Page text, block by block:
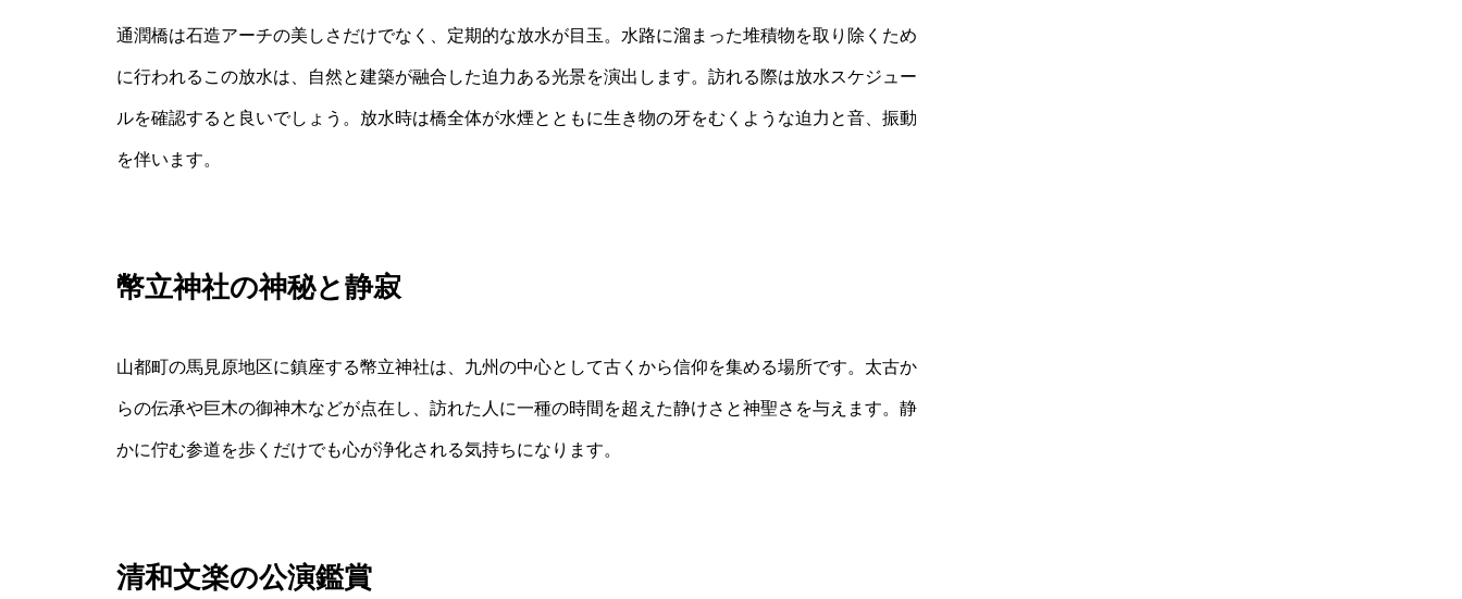
通潤橋は石造アーチの美しさだけでなく、定期的な放水が目玉。水路に溜まった堆積物を取り除くため
に行われるこの放水は、自然と建築が融合した迫力ある光景を演出します。訪れる際は放水スケジュー
ルを確認すると良いでしょう。放水時は橋全体が水煙とともに生き物の牙をむくような迫力と音、振動
を伴います。
幣立神社の神秘と静寂
山都町の馬見原地区に鎮座する幣立神社は、九州の中心として古くから信仰を集める場所です。太古か
らの伝承や巨木の御神木などが点在し、訪れた人に一種の時間を超えた静けさと神聖さを与えます。静
かに佇む参道を歩くだけでも心が浄化される気持ちになります。
清和文楽の公演鑑賞